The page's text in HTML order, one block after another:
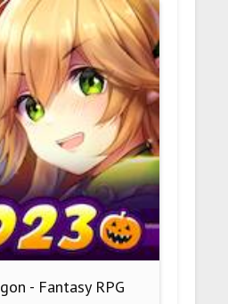
- Fantasy RPG